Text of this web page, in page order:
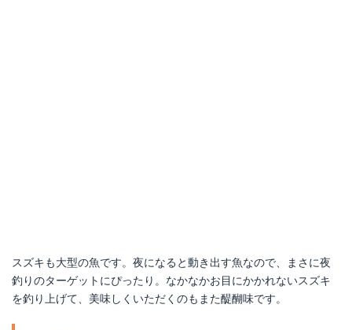
スズキも大型の魚です。夜になると動き出す魚なので、まさに夜
釣りのターゲットにぴったり。なかなかお目にかかれないスズキ
を釣り上げて、美味しくいただくのもまた醍醐味です。